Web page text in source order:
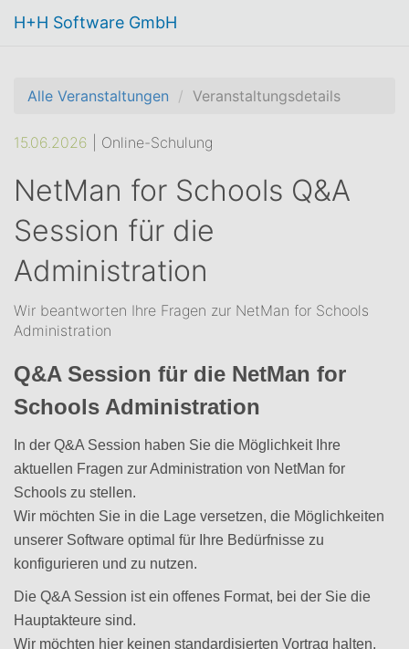
H+H Software GmbH
Alle Veranstaltungen Veranstaltungsdetails
15.06.2026 | Online-Schulung
NetMan for Schools Q&A
Session für die
Administration
Wir beantworten Ihre Fragen zur NetMan for Schools
Administration
Q&A Session für die NetMan for
Schools Administration
In der Q&A Session haben Sie die Möglichkeit Ihre
aktuellen Fragen zur Administration von NetMan for
Schools zu stellen.
Wir möchten Sie in die Lage versetzen, die Möglichkeiten
unserer Software optimal für Ihre Bedürfnisse zu
konfigurieren und zu nutzen.
Die Q&A Session ist ein offenes Format, bei der Sie die
Hauptakteure sind.
Wir möchten hier keinen standardisierten Vortrag halten,